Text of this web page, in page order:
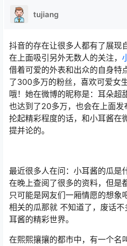
tujiang
抖音的存在让很多人都有了展现
在上面吸引另外无数人的关注，
借着可爱的外表和出众的自身特
了300多万的粉丝，喜欢可爱女
哦！她在微博的昵称是：耳朵超
也达到了20多万，也会在上面发
抡起精彩程度的话，和小耳酱在
提并论的。
最近很多人在问：小耳酱的瓜是
在晚上查阅了很多的资料，但是
只可能是网友们一厢情愿的想象
相关的瓜那就 不知道了，废话
耳酱的精彩世界。
在熙熙攘攘的都市中，有一个名